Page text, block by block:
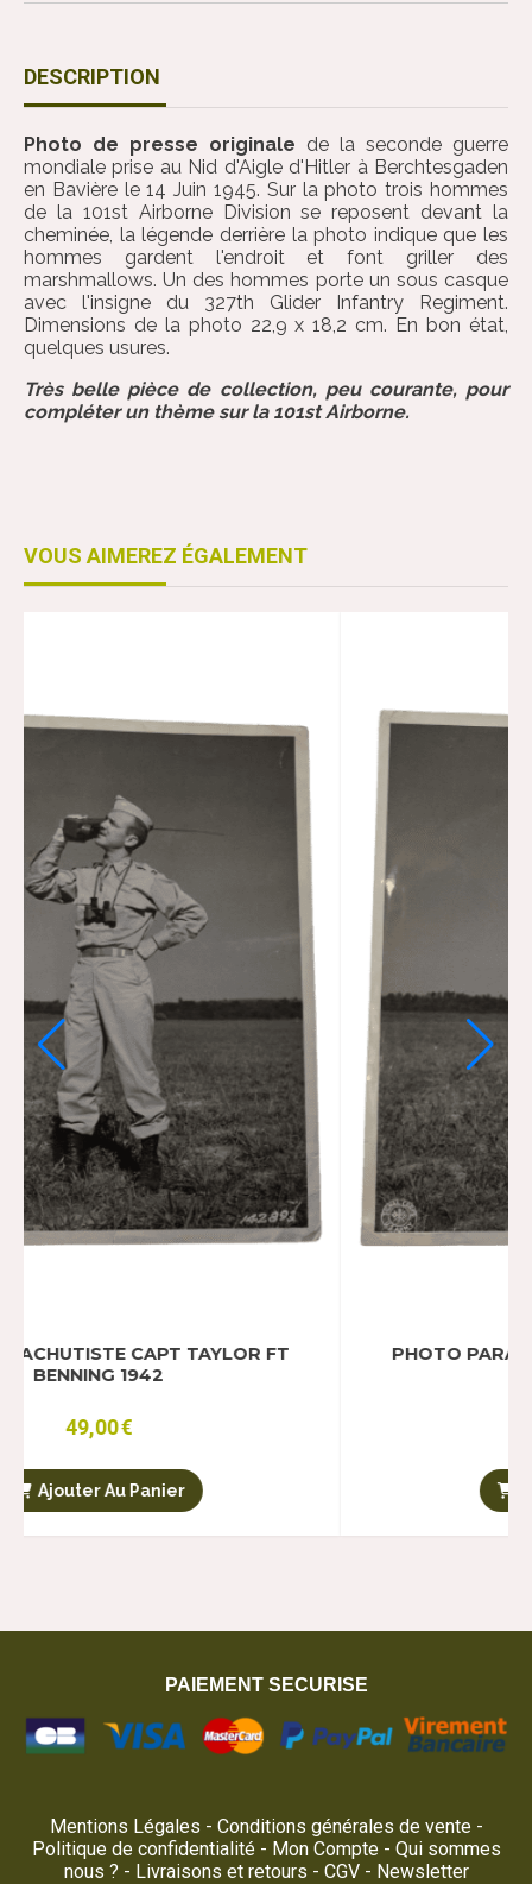
DESCRIPTION
Photo de presse originale de la seconde guerre
mondiale prise au Nid d'Aigle d'Hitler à Berchtesgaden
en Bavière le 14 Juin 1945. Sur la photo trois hommes
de la 101st Airborne Division se reposent devant la
cheminée, la légende derrière la photo indique que les
hommes gardent l'endroit et font griller des
marshmallows. Un des hommes porte un sous casque
avec l'insigne du 327th Glider Infantry Regiment.
Dimensions de la photo 22,9 x 18,2 cm. En bon état,
quelques usures.
Très belle pièce de collection, peu courante, pour
compléter un thème sur la 101st Airborne.
VOUS AIMEREZ ÉGALEMENT
CAPT TAYLOR FT
1942
Panier
PHOTO PARACHUTISTE
Ajouter Au
PAIEMENT SECURISE
Mentions Légales
Conditions générales de vente
Politique de confidentialité
Mon Compte
Qui sommes
nous ?
Livraisons et retours CGV Newsletter